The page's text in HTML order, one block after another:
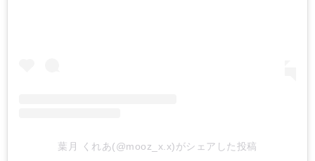
葉月 くれあ(@mooz_x.x)がシェアした投稿